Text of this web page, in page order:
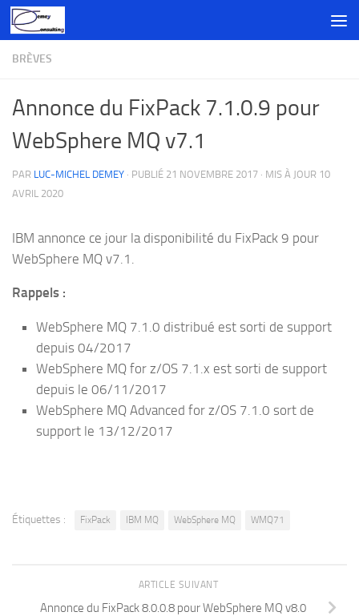
Skip to content
BRÈVES
Annonce du FixPack 7.1.0.9 pour
WebSphere MQ v7.1
PAR LUC-MICHEL DEMEY · PUBLIÉ 21 NOVEMBRE 2017 · MIS À JOUR 10
AVRIL 2020
IBM annonce ce jour la disponibilité du FixPack 9 pour
WebSphere MQ v7.1.
Rappels :
WebSphere MQ 7.1.0 distribué est sorti de support
depuis 04/2017
WebSphere MQ for z/OS 7.1.x est sorti de support
depuis le 06/11/2017
WebSphere MQ Advanced for z/OS 7.1.0 sort de
support le 13/12/2017
Étiquettes : FixPack IBM MQ WebSphere MQ WMQ71
ARTICLE SUIVANT
Annonce du FixPack 8.0.0.8 pour WebSphere MQ v8.0